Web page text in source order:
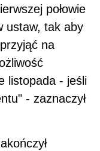
połowie
ustaw, tak aby
na
listopada - jeśli
- zaznaczył